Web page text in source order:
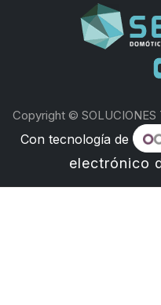
Copyright © SOLUCIONES
Con tecnología de
electrónico